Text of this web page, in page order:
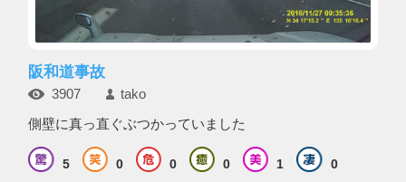
阪和道事故
3907 tako
側壁に真っ直ぐぶつかっていました
5 0 0 0 1 0